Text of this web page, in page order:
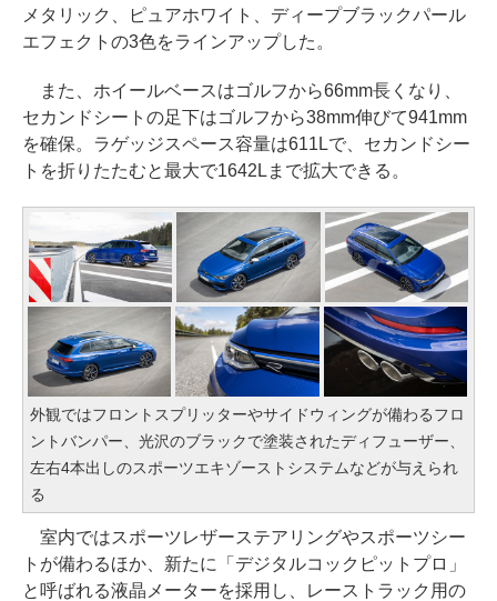
メタリック、ピュアホワイト、ディープブラックパール
エフェクトの3色をラインアップした。
また、ホイールベースはゴルフから66mm長くなり、
セカンドシートの足下はゴルフから38mm伸びて941mm
を確保。ラゲッジスペース容量は611Lで、セカンドシー
トを折りたたむと最大で1642Lまで拡大できる。
外観ではフロントスプリッターやサイドウィングが備わるフロ
ントバンパー、光沢のブラックで塗装されたディフューザー、
左右4本出しのスポーツエキゾーストシステムなどが与えられ
る
室内ではスポーツレザーステアリングやスポーツシー
トが備わるほか、新たに「デジタルコックピットプロ」
と呼ばれる液晶メーターを採用し、レーストラック用の